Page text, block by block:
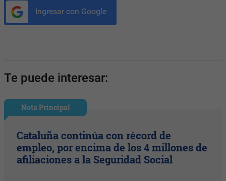
Ingresar con Google
Te puede interesar:
Nota Principal
Cataluña continúa con récord de
empleo, por encima de los 4 millones de
afiliaciones a la Seguridad Social